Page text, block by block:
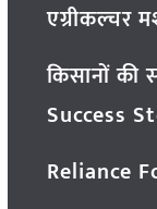
एग्रीकल्चर
किसानों
Success
Reliance